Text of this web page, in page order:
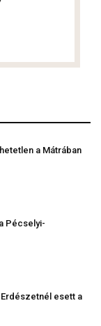
a Mátrában
Pécselyi-
esett a